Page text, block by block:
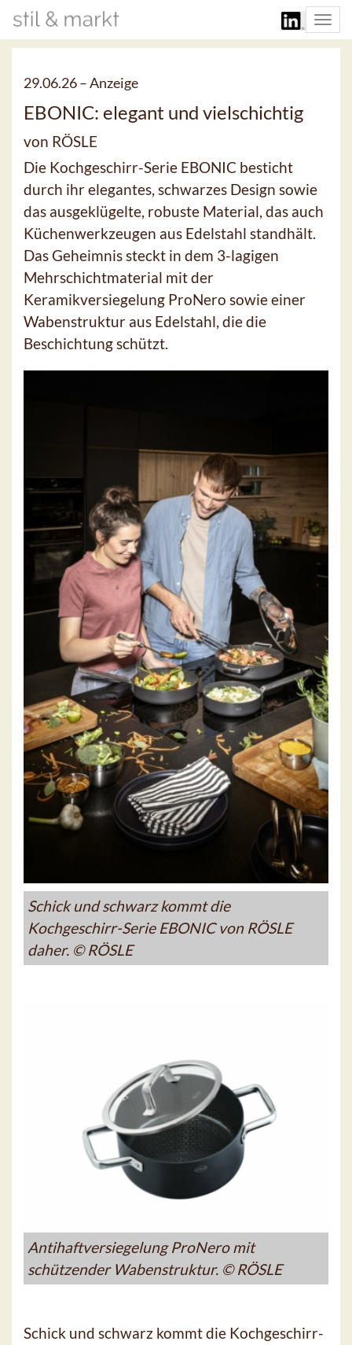
29.06.26 –Anzeige
EBONIC: elegant und vielschichtig
von RÖSLE
Die Kochgeschirr-Serie EBONIC besticht
durch ihr elegantes, schwarzes Design sowie
das ausgeklügelte, robuste Material, das auch
Küchenwerkzeugen aus Edelstahl standhält.
Das Geheimnis steckt in dem 3-lagigen
Mehrschichtmaterial mit der
Keramikversiegelung ProNero sowie einer
Wabenstruktur aus Edelstahl, die die
Beschichtung schützt.
Schick und schwarz kommt die
Kochgeschirr-Serie EBONIC von RÖSLE
daher. © RÖSLE
Antihaftversiegelung ProNero mit
schützender Wabenstruktur. © RÖSLE
Schick und schwarz kommt die Kochgeschirr-